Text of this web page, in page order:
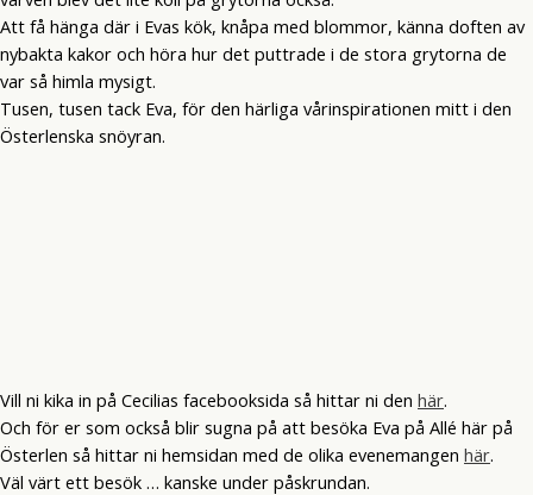
Att få hänga där i Evas kök, knåpa med blommor, känna doften av
nybakta kakor och höra hur det puttrade i de stora grytorna de
var så himla mysigt.
Tusen, tusen tack Eva, för den härliga vårinspirationen mitt i den
Österlenska snöyran.
Vill ni kika in på Cecilias facebooksida så hittar ni den här.
Och för er som också blir sugna på att besöka Eva på Allé här på
Österlen så hittar ni hemsidan med de olika evenemangen här.
Väl värt ett besök … kanske under påskrundan.